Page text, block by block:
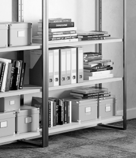
эксплуатации.
Столешница - ламинированная
лазерной ABS кромкой
функциональным слоем
обеспечивает эффект нулевого
влагостойкость и
Опоры металлические - две П-
сечением 60*30 мм
Две металлические траверсы
Соединение деталей
винтов